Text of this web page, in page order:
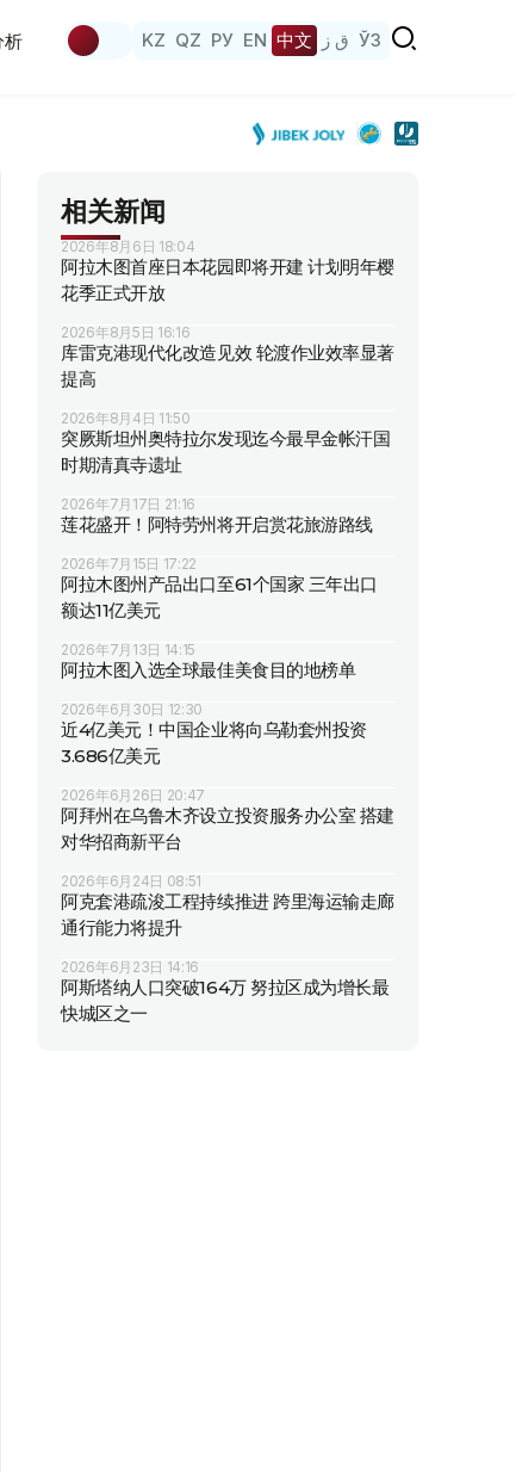
析 KZ QZ РУ EN 中文 ق ز ЎЗ
相关新闻
2026年8月6日 18:04
阿拉木图首座日本花园即将开建 计划明年樱
花季正式开放
2026年8月5日 16:16
库雷克港现代化改造见效 轮渡作业效率显著
提高
2026年8月4日 11:50
突厥斯坦州奥特拉尔发现迄今最早金帐汗国
时期清真寺遗址
2026年7月17日 21:16
莲花盛开！阿特劳州将开启赏花旅游路线
2026年7月15日 17:22
阿拉木图州产品出口至61个国家 三年出口
额达11亿美元
2026年7月13日 14:15
阿拉木图入选全球最佳美食目的地榜单
2026年6月30日 12:30
近4亿美元！中国企业将向乌勒套州投资
3.686亿美元
2026年6月26日 20:47
阿拜州在乌鲁木齐设立投资服务办公室 搭建
对华招商新平台
2026年6月24日 08:51
阿克套港疏浚工程持续推进 跨里海运输走廊
通行能力将提升
2026年6月23日 14:16
阿斯塔纳人口突破164万 努拉区成为增长最
快城区之一